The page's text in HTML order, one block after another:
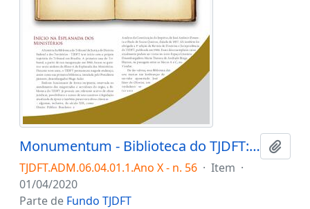
Monumentum - Biblioteca do TJDFT: uma história de preservação e acesso ao conhecimento
TJDFT.ADM.06.04.01.1.Ano X - n. 56 · Item ·
01/04/2020
Parte de Fundo TJDFT